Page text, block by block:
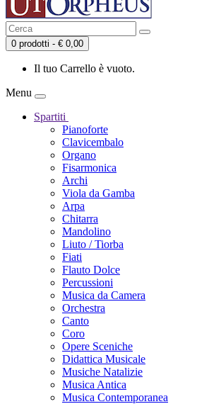
0 prodotti - € 0,00
Il tuo Carrello è vuoto.
Menu
Spartiti
Pianoforte
Clavicembalo
Organo
Fisarmonica
Archi
Viola da Gamba
Arpa
Chitarra
Mandolino
Liuto / Tiorba
Fiati
Flauto Dolce
Percussioni
Musica da Camera
Orchestra
Canto
Coro
Opere Sceniche
Didattica Musicale
Musiche Natalizie
Musica Antica
Musica Contemporanea